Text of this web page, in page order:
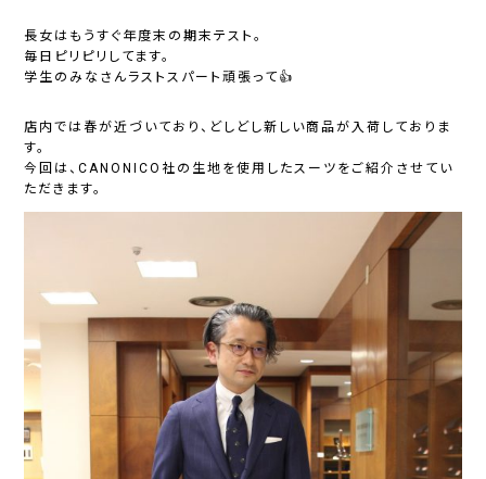
長女はもうすぐ年度末の期末テスト。
毎日ピリピリしてます。
学生のみなさんラストスパート頑張って👍
店内では春が近づいており、どしどし新しい商品が入荷しておりま
す。
今回は、CANONICO社の生地を使用したスーツをご紹介させてい
ただきます。